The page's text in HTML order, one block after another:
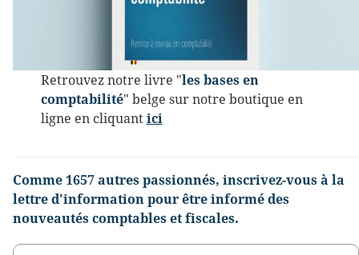
Retrouvez notre livre "les bases en
comptabilité" belge sur notre boutique en
ligne en cliquantici
Comme 1657 autres passionnés, inscrivez-vous à la
lettre d'information pour être informé des
nouveautés comptables et fiscales.